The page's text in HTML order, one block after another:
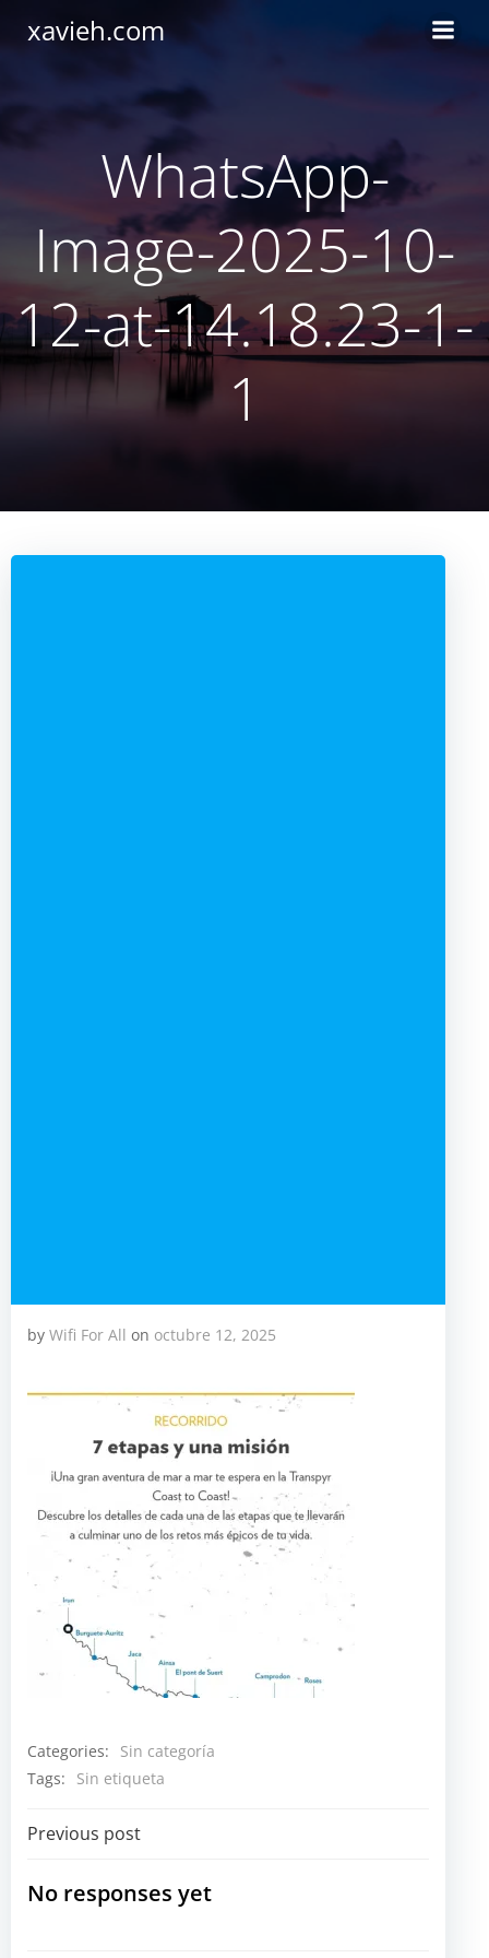
xavieh.com
WhatsApp-
Image-2025-10-
12-at-14.18.23-1-
1
by Wifi For All on octubre 12, 2025
Categories:
Sin categoría
Tags:
Sin etiqueta
Navegación
por
Previous post
No responses yet